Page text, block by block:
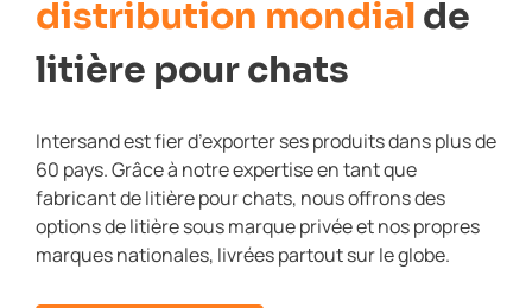
distribution mondial de
litière pour chats
Intersand est fier d’exporter ses produits dans plus de
60 pays. Grâce à notre expertise en tant que
fabricant de litière pour chats, nous offrons des
options de litière sous marque privée et nos propres
marques nationales, livrées partout sur le globe.